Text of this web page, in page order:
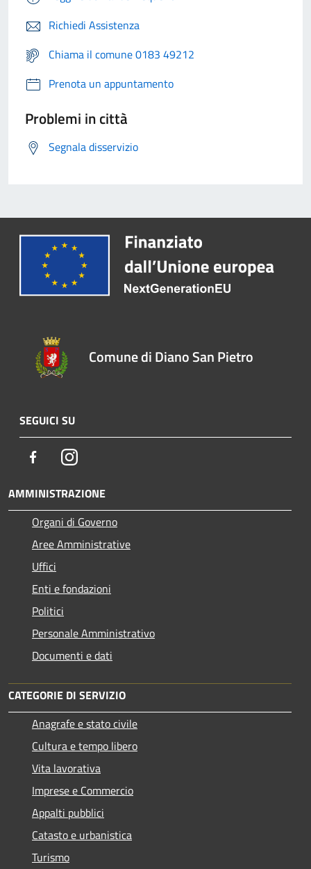
Richiedi Assistenza
Chiama il comune 0183 49212
Prenota un appuntamento
Problemi in città
Segnala disservizio
Comune di Diano San Pietro
SEGUICI SU
FacebookInstagram
AMMINISTRAZIONE
Organi di Governo
Aree Amministrative
Uffici
Enti e fondazioni
Politici
Personale Amministrativo
Documenti e dati
CATEGORIE DI SERVIZIO
Anagrafe e stato civile
Cultura e tempo libero
Vita lavorativa
Imprese e Commercio
Appalti pubblici
Catasto e urbanistica
Turismo